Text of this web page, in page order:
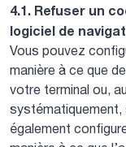
4.1. Refuser un
logiciel de
Vous pouvez
manière à ce que
votre terminal ou,
systématiquement,
également